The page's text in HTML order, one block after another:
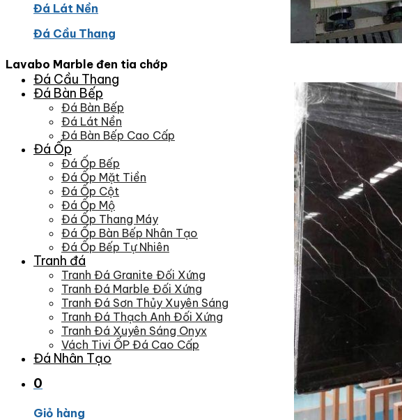
Đá Lát Nền
Đá Cầu Thang
Đá Cầu Thang
Đá Bàn Bếp
Đá Bàn Bếp
Đá Lát Nền
Đá Bàn Bếp Cao Cấp
Đá Ốp
Đá Ốp Bếp
Đá Ốp Mặt Tiền
Đá Ốp Cột
Đá Ốp Mộ
Đá Ốp Thang Máy
Đá Ốp Bàn Bếp Nhân Tạo
Đá Ốp Bếp Tự Nhiên
Tranh đá
Tranh Đá Granite Đối Xứng
Tranh Đá Marble Đối Xứng
Tranh Đá Sơn Thủy Xuyên Sáng
Tranh Đá Thạch Anh Đối Xứng
Tranh Đá Xuyên Sáng Onyx
Vách Tivi ỐP Đá Cao Cấp
Đá Nhân Tạo
0
Giỏ hàng
Lavabo Marble đen tia chớp